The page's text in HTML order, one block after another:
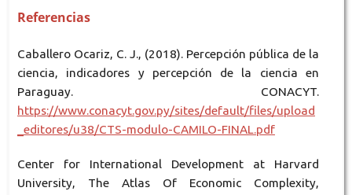
Referencias
Caballero Ocariz, C. J., (2018). Percepción pública de la
ciencia, indicadores y percepción de la ciencia en
Paraguay. CONACYT.
https://www.conacyt.gov.py/sites/default/files/upload
_editores/u38/CTS-modulo-CAMILO-FINAL.pdf
Center for International Development at Harvard
University, The Atlas Of Economic Complexity,